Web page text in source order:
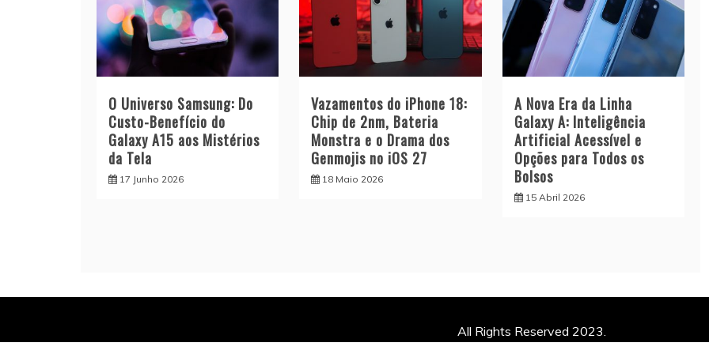
O Universo Samsung: Do
Custo-Benefício do
Galaxy A15 aos Mistérios
da Tela
17 Junho 2026
Vazamentos do iPhone 18:
Chip de 2nm, Bateria
Monstra e o Drama dos
Genmojis no iOS 27
18 Maio 2026
A Nova Era da Linha
Galaxy A: Inteligência
Artificial Acessível e
Opções para Todos os
Bolsos
15 Abril 2026
All Rights Reserved 2023.